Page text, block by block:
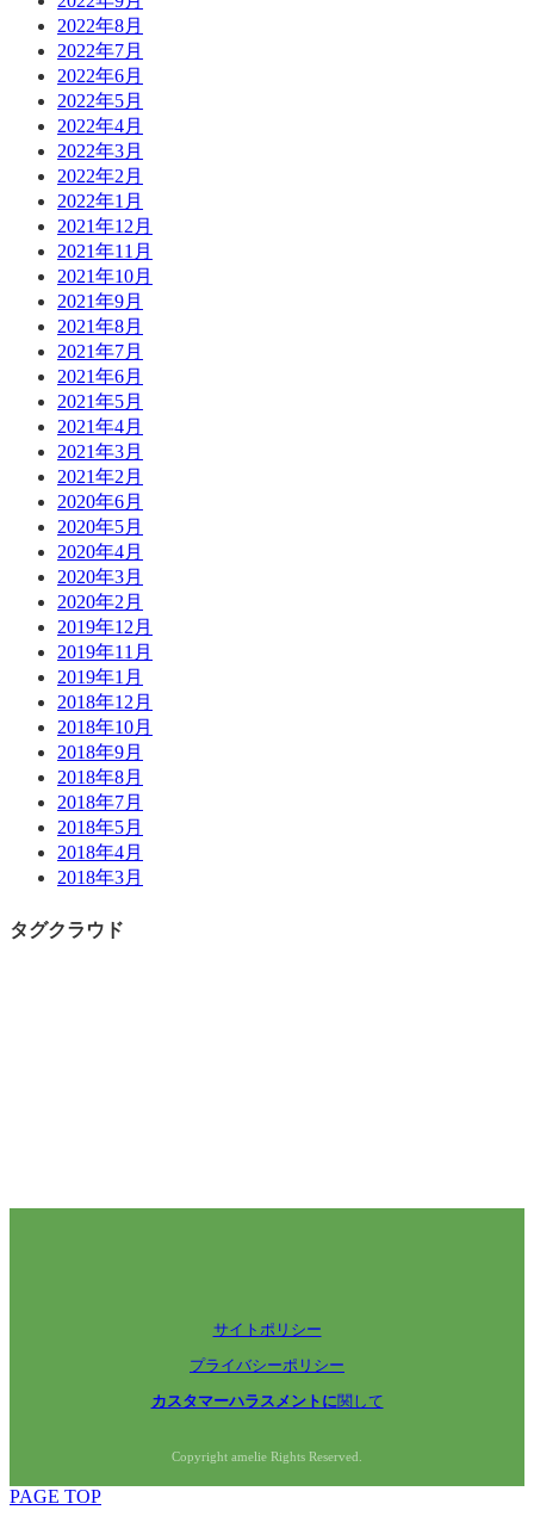
2022年8月
2022年7月
2022年6月
2022年5月
2022年4月
2022年3月
2022年2月
2022年1月
2021年12月
2021年11月
2021年10月
2021年9月
2021年8月
2021年7月
2021年6月
2021年5月
2021年4月
2021年3月
2021年2月
2020年6月
2020年5月
2020年4月
2020年3月
2020年2月
2019年12月
2019年11月
2019年1月
2018年12月
2018年10月
2018年9月
2018年8月
2018年7月
2018年5月
2018年4月
2018年3月
タグクラウド
サイトポリシー
プライバシーポリシー
カスタマーハラスメントに関して
Copyright amelie Rights Reserved.
PAGE TOP